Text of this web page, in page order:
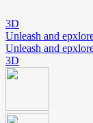
3D
Unleash and
Unleash and
3D